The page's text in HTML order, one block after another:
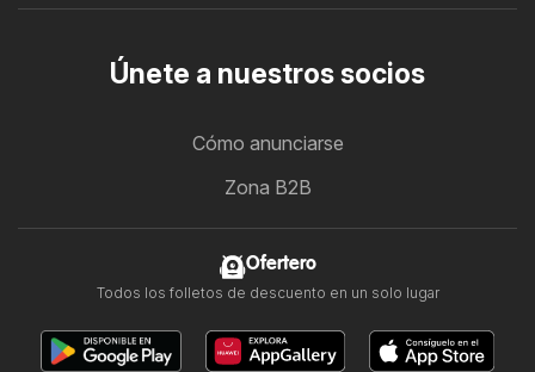
Únete a nuestros socios
Cómo anunciarse
Zona B2B
Ofertero
Todos los folletos de descuento en un solo lugar